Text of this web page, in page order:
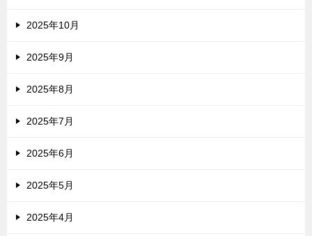
2025年10月
2025年9月
2025年8月
2025年7月
2025年6月
2025年5月
2025年4月